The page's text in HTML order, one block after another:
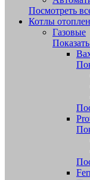
Посмотреть
Котлы
Газовые